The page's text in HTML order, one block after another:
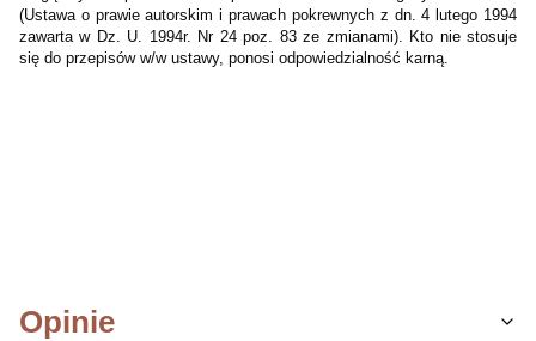
(Ustawa o prawie autorskim i prawach pokrewnych z dn. 4 lutego 1994
zawarta w Dz. U. 1994r. Nr 24 poz. 83 ze zmianami). Kto nie stosuje
się do przepisów w/w ustawy, ponosi odpowiedzialność karną.
Opinie